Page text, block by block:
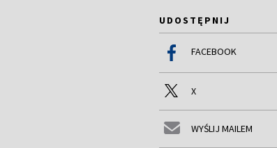
UDOSTĘPNIJ
FACEBOOK
X
WYŚLIJ MAILEM